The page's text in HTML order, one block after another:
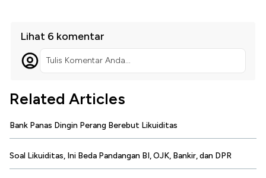
Lihat 6 komentar
Tulis Komentar Anda...
Related Articles
Bank Panas Dingin Perang Berebut Likuiditas
Soal Likuiditas, Ini Beda Pandangan BI, OJK, Bankir, dan DPR